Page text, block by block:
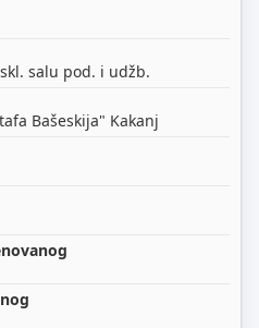
salu pod. i udžb.
Bašeskija" Kakanj